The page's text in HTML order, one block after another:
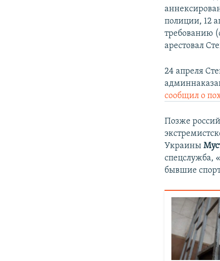
полиции, 12
требованию
арестовал
24 апреля
сообщил о
Позже
Украины
спецслужба,
бывшие